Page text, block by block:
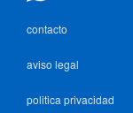
contacto
aviso legal
politica privacidad